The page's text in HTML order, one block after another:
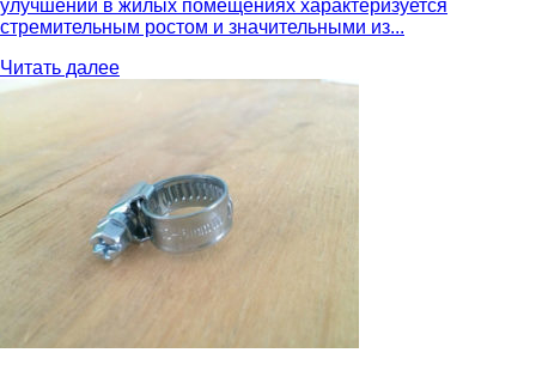
улучшений в жилых помещениях характеризуется
стремительным ростом и значительными из...
Читать далее